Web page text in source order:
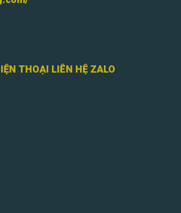
THOẠI LIÊN HỆ ZALO